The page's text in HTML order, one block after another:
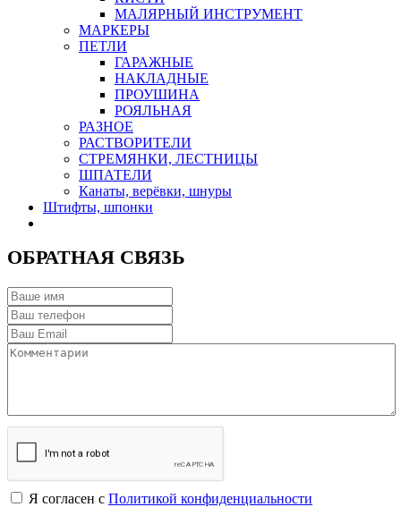
МАЛЯРНЫЙ ИНСТРУМЕНТ
МАРКЕРЫ
ПЕТЛИ
ГАРАЖНЫЕ
НАКЛАДНЫЕ
ПРОУШИНА
РОЯЛЬНАЯ
РАЗНОЕ
РАСТВОРИТЕЛИ
СТРЕМЯНКИ, ЛЕСТНИЦЫ
ШПАТЕЛИ
Канаты, верёвки, шнуры
Штифты, шпонки
ОБРАТНАЯ СВЯЗЬ
Я согласен с Политикой конфиденциальности